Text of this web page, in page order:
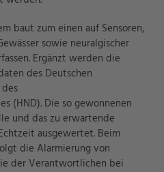
baut zum einen auf Sensoren,
sowie neuralgischer
Ergänzt werden die
des Deutschen
(HND). Die so gewonnenen
und das zu erwartende
ausgewertet. Beim
die Alarmierung von
der Verantwortlichen bei